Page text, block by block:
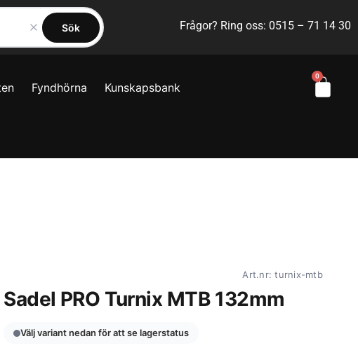
Sök Frågor? Ring oss: 0515 – 71 14 30
Fyndhörna Kunskapsbank
0
Art.nr: turnix-mtb
Sadel PRO Turnix MTB 132mm
Välj variant nedan för att se lagerstatus